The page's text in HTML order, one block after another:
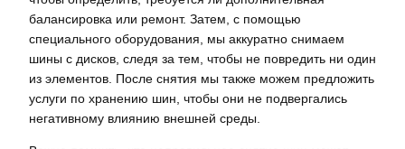
балансировка или ремонт. Затем, с помощью
специального оборудования, мы аккуратно снимаем
шины с дисков, следя за тем, чтобы не повредить ни один
из элементов. После снятия мы также можем предложить
услуги по хранению шин, чтобы они не подвергались
негативному влиянию внешней среды.